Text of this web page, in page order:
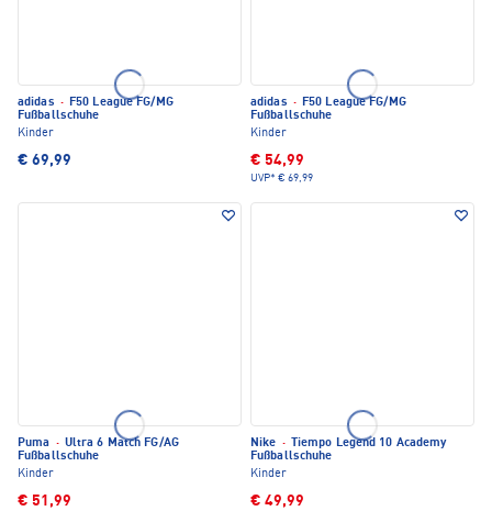
adidas · F50 League FG/MG
Fußballschuhe
Kinder
€ 69,99
adidas · F50 League FG/MG
Fußballschuhe
Kinder
€ 54,99
UVP* € 69,99
Puma · Ultra 6 Match FG/AG
Fußballschuhe
Kinder
€ 51,99
Nike ·
Tiempo Legend 10 Academy
Fußballschuhe
Kinder
€ 49,99